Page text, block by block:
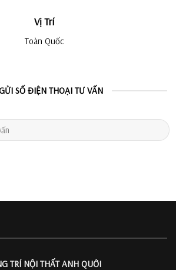
Vị Trí
Toàn Quốc
SỐ ĐIỆN THOẠI TƯ VẤN
TRÍ NỘI THẤT ANH QUỚI